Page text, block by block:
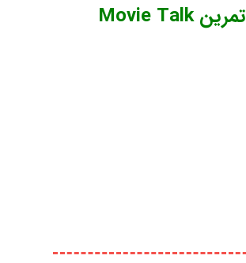
تمرین Movie Talk